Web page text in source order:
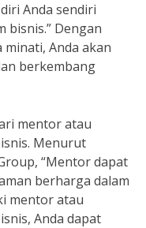
Anda sendiri
bisnis.” Dengan
Anda akan
berkembang
mentor atau
Menurut
“Mentor dapat
berharga dalam
mentor atau
Anda dapat